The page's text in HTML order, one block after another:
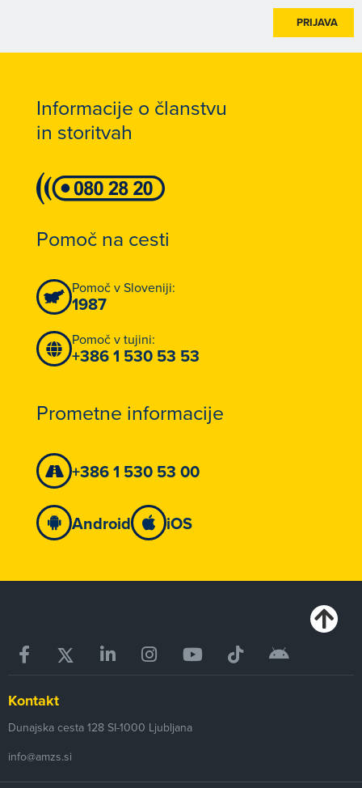
PRIJAVA
Informacije o članstvu
in storitvah
Pomoč na cesti
Pomoč v Sloveniji:
1987
Pomoč v tujini:
+386 1 530 53 53
Prometne informacije
+386 1 530 53 00
Android iOS
Kontakt
Dunajska cesta 128 SI-1000 Ljubljana
info@amzs.si